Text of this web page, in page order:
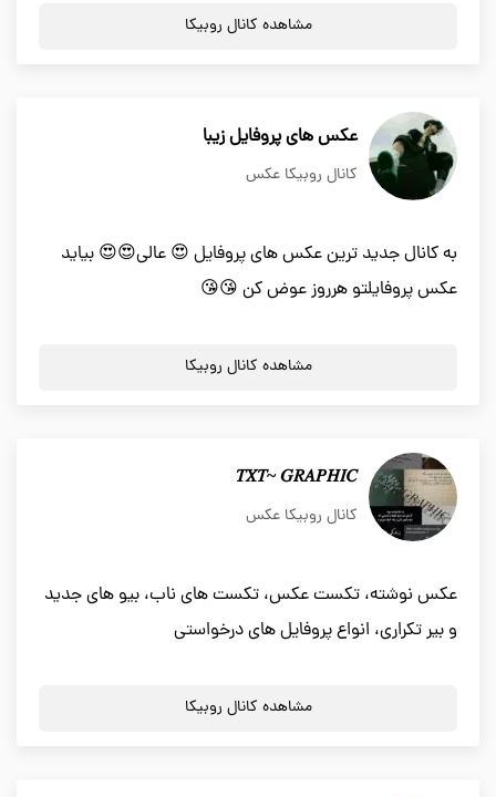
مشاهده کانال روبیکا
عکس های پروفایل زیبا
کانال روبیکا عکس
به کانال جدید ترین عکس های پروفایل 😍 عالی😍😍 بیاید
عکس پروفایلتو هرروز عوض کن 😘😘
مشاهده کانال روبیکا
𝑇𝑋𝑇~ 𝐺𝑅𝐴𝑃𝐻𝐼𝐶
کانال روبیکا عکس
عکس نوشته، تکست عکس، تکست های ناب، بیو های جدید
و بیر تکراری، انواع پروفایل های درخواستی
مشاهده کانال روبیکا